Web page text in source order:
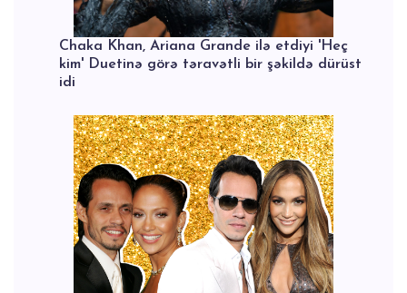
Chaka Khan, Ariana Grande ilə etdiyi 'Heç
kim' Duetinə görə təravətli bir şəkildə dürüst
idi